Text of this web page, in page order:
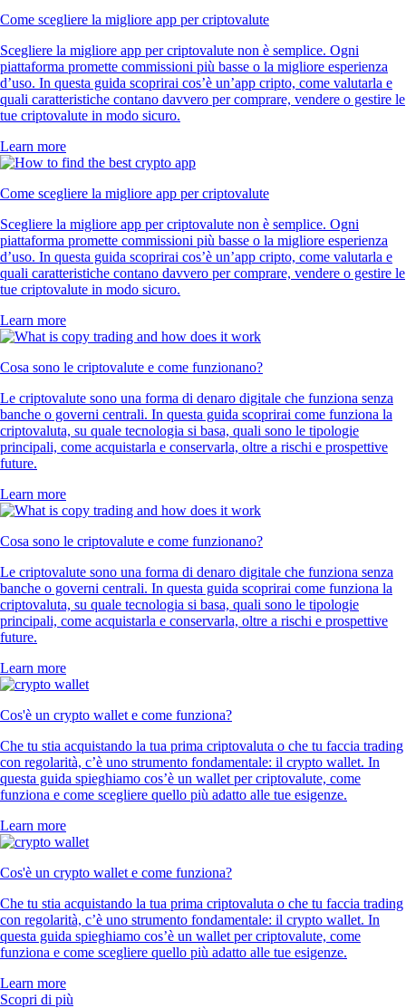
Come scegliere la migliore app per criptovalute
Scegliere la migliore app per criptovalute non è semplice. Ogni
piattaforma promette commissioni più basse o la migliore esperienza
d’uso. In questa guida scoprirai cos’è un’app cripto, come valutarla e
quali caratteristiche contano davvero per comprare, vendere o gestire le
tue criptovalute in modo sicuro.
Learn more
Come scegliere la migliore app per criptovalute
Scegliere la migliore app per criptovalute non è semplice. Ogni
piattaforma promette commissioni più basse o la migliore esperienza
d’uso. In questa guida scoprirai cos’è un’app cripto, come valutarla e
quali caratteristiche contano davvero per comprare, vendere o gestire le
tue criptovalute in modo sicuro.
Learn more
Cosa sono le criptovalute e come funzionano?
Le criptovalute sono una forma di denaro digitale che funziona senza
banche o governi centrali. In questa guida scoprirai come funziona la
criptovaluta, su quale tecnologia si basa, quali sono le tipologie
principali, come acquistarla e conservarla, oltre a rischi e prospettive
future.
Learn more
Cosa sono le criptovalute e come funzionano?
Le criptovalute sono una forma di denaro digitale che funziona senza
banche o governi centrali. In questa guida scoprirai come funziona la
criptovaluta, su quale tecnologia si basa, quali sono le tipologie
principali, come acquistarla e conservarla, oltre a rischi e prospettive
future.
Learn more
Cos'è un crypto wallet e come funziona?
Che tu stia acquistando la tua prima criptovaluta o che tu faccia trading
con regolarità, c’è uno strumento fondamentale: il crypto wallet. In
questa guida spieghiamo cos’è un wallet per criptovalute, come
funziona e come scegliere quello più adatto alle tue esigenze.
Learn more
Cos'è un crypto wallet e come funziona?
Che tu stia acquistando la tua prima criptovaluta o che tu faccia trading
con regolarità, c’è uno strumento fondamentale: il crypto wallet. In
questa guida spieghiamo cos’è un wallet per criptovalute, come
funziona e come scegliere quello più adatto alle tue esigenze.
Learn more
Scopri di più